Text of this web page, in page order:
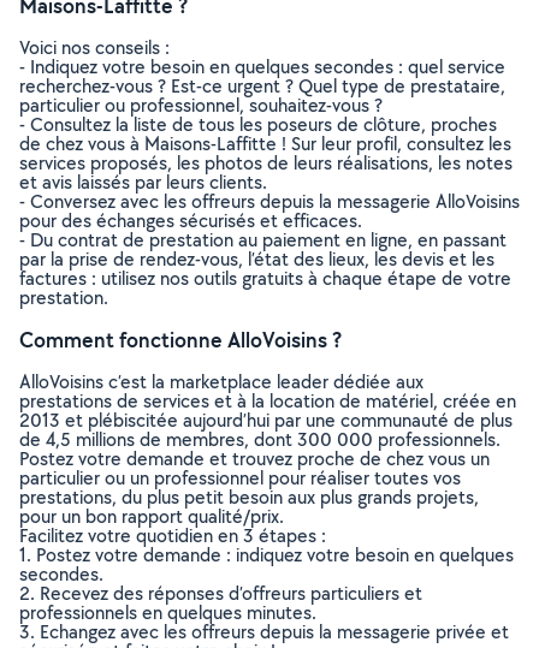
Voici nos conseils :
- Indiquez votre besoin en quelques secondes : quel service
recherchez-vous ? Est-ce urgent ? Quel type de prestataire,
particulier ou professionnel, souhaitez-vous ?
- Consultez la liste de tous les poseurs de clôture, proches
de chez vous à Maisons-Laffitte ! Sur leur profil, consultez les
services proposés, les photos de leurs réalisations, les notes
et avis laissés par leurs clients.
- Conversez avec les offreurs depuis la messagerie AlloVoisins
pour des échanges sécurisés et efficaces.
- Du contrat de prestation au paiement en ligne, en passant
par la prise de rendez-vous, l’état des lieux, les devis et les
factures : utilisez nos outils gratuits à chaque étape de votre
prestation.
Comment fonctionne AlloVoisins ?
AlloVoisins c’est la marketplace leader dédiée aux
prestations de services et à la location de matériel, créée en
2013 et plébiscitée aujourd’hui par une communauté de plus
de 4,5 millions de membres, dont 300 000 professionnels.
Postez votre demande et trouvez proche de chez vous un
particulier ou un professionnel pour réaliser toutes vos
prestations, du plus petit besoin aux plus grands projets,
pour un bon rapport qualité/prix.
Facilitez votre quotidien en 3 étapes :
1. Postez votre demande : indiquez votre besoin en quelques
secondes.
2. Recevez des réponses d’offreurs particuliers et
professionnels en quelques minutes.
3. Echangez avec les offreurs depuis la messagerie privée et